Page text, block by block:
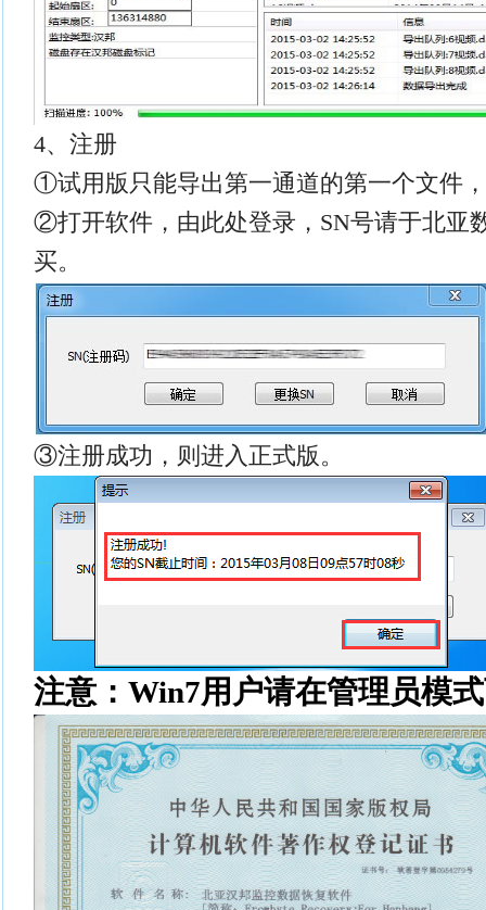
4、注册
①试用版只能导出第一通道的第一个文件
②打开软件，由此处登录，SN号请于北亚
买。
③注册成功，则进入正式版。
注意： Win7用户请在管理员模